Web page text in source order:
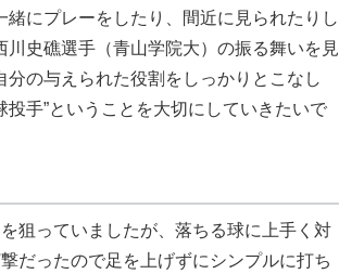
緒にプレーをしたり、間近に見られたりし
史礁選手（青山学院大）の振る舞いを見
の与えられた役割をしっかりとこなし
手”ということを大切にしていきたいで
狙っていましたが、落ちる球に上手く対
だったので足を上げずにシンプルに打ち